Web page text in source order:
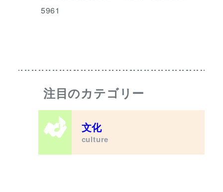
5961
注目のカテゴリー
文化
culture